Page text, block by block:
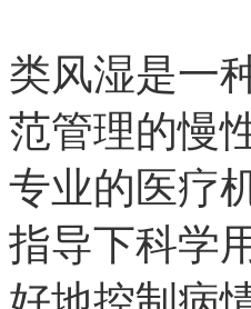
类风湿是一
范管理的慢
专业的医疗
指导下科学